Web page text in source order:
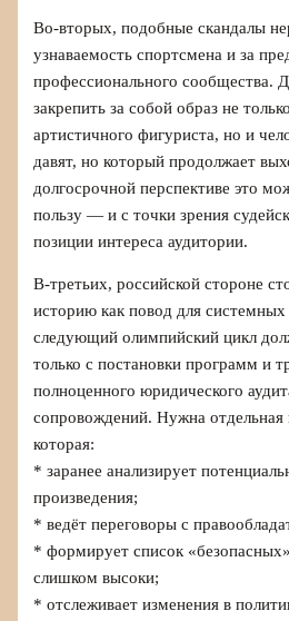
Во-вторых, подобные скандалы
узнаваемость спортсмена и за
профессионального сообщества.
закрепить за собой образ не
артистичного фигуриста, но и
давят, но который продолжает
долгосрочной перспективе это
пользу — и с точки зрения
позиции интереса аудитории.
В-третьих, российской стороне
историю как повод для
следующий олимпийский цикл
только с постановки программ и
полноценного юридического
сопровождений. Нужна отдельная
которая:
* заранее анализирует
произведения;
* ведёт переговоры с
* формирует список
слишком высоки;
* отслеживает изменения в